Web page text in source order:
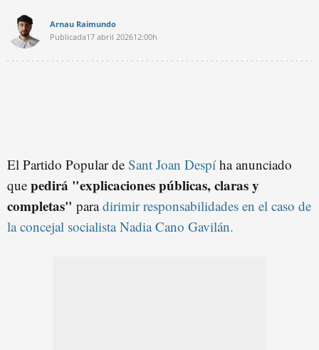
Arnau Raimundo
Publicada17 abril 202612:00h
El Partido Popular de Sant Joan Despíha anunciado
que pedirá "explicaciones públicas, claras y
completas" paradirimir responsabilidades en el caso de
la concejal socialista Nadia Cano Gavilán.